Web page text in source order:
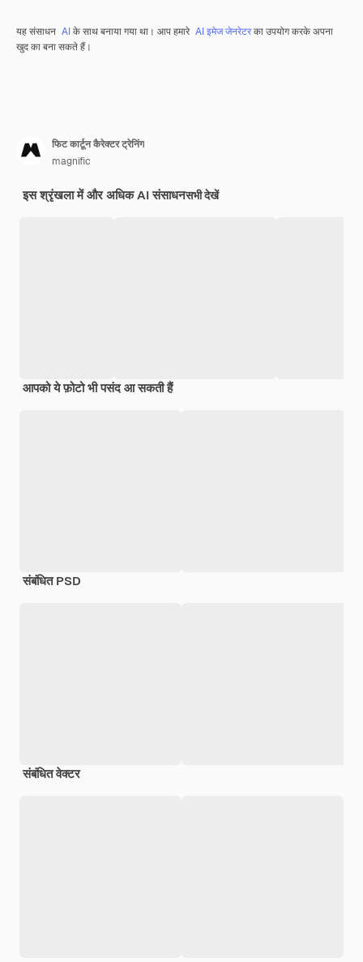
यह संसाधन AIके साथ बनाया गया था। आप हमारे AI इमेज जेनरेटरका उपयोग करके अपना
खुद का बना सकते हैं।
फिट कार्टून कैरेक्टर ट्रेनिंग
magnific
इस श्रृंखला में और अधिक AI संसाधनसभी देखें
आपको ये फ़ोटो भी पसंद आ सकती हैं
संबंधित PSD
संबंधित वेक्टर